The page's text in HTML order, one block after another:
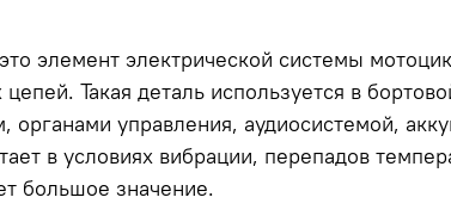
элемент электрической системы
Такая деталь используется в
управления, аудиосистемой,
в условиях вибрации, перепадов
большое значение.